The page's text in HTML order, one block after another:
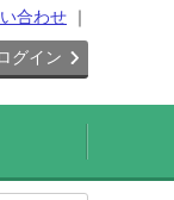
合わせ
グイン